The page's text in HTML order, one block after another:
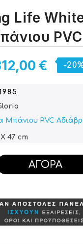
Life
€ -
Μπάνιου PVC
47 cm
ΑΓΟΡΆ